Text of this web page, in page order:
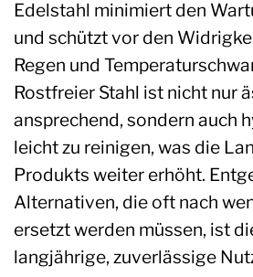
Edelstahl minimiert den
und schützt vor den
Regen und
Rostfreier Stahl ist nicht nur
ansprechend, sondern auch
leicht zu reinigen, was die
Produkts weiter erhöht.
Alternativen, die oft nach
ersetzt werden müssen, ist
langjährige, zuverlässige